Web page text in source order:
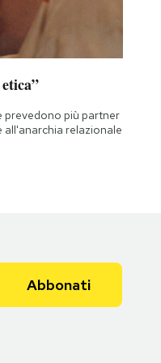
prevedono più partner
all'anarchia relazionale
Abbonati